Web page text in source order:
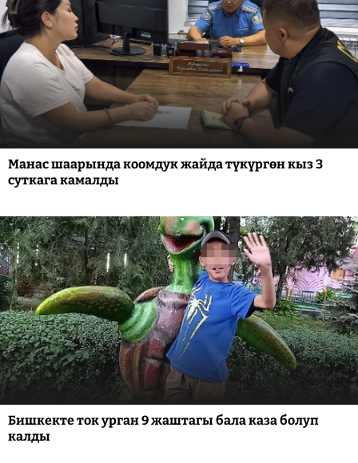
Манас шаарында коомдук жайда түкүргөн кыз 3
суткага камалды
Бишкекте ток урган 9 жаштагы бала каза болуп
калды